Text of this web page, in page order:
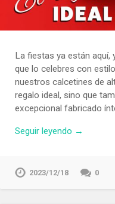
La fiestas ya están aquí,
que lo celebres con
nuestros calcetines de
regalo ideal, sino que
excepcional fabricado
Seguir leyendo →
2023/12/18 0